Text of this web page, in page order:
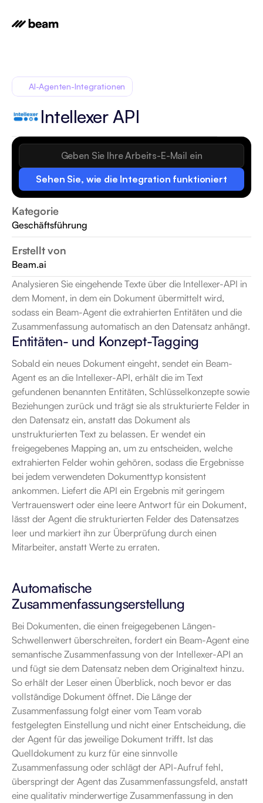
Sehen Sie, wie die Integration funktioniert
Kategorie
Geschäftsführung
Erstellt von
Beam.ai
AI-Agenten-Integrationen
Intellexer API
Analysieren Sie eingehende Texte über die Intellexer-API in
dem Moment, in dem ein Dokument übermittelt wird,
sodass ein Beam-Agent die extrahierten Entitäten und die
Zusammenfassung automatisch an den Datensatz anhängt.
Entitäten- und Konzept-Tagging
Sobald ein neues Dokument eingeht, sendet ein Beam-
Agent es an die Intellexer-API, erhält die im Text
gefundenen benannten Entitäten, Schlüsselkonzepte sowie
Beziehungen zurück und trägt sie als strukturierte Felder in
den Datensatz ein, anstatt das Dokument als
unstrukturierten Text zu belassen. Er wendet ein
freigegebenes Mapping an, um zu entscheiden, welche
extrahierten Felder wohin gehören, sodass die Ergebnisse
bei jedem verwendeten Dokumenttyp konsistent
ankommen. Liefert die API ein Ergebnis mit geringem
Vertrauenswert oder eine leere Antwort für ein Dokument,
lässt der Agent die strukturierten Felder des Datensatzes
leer und markiert ihn zur Überprüfung durch einen
Mitarbeiter, anstatt Werte zu erraten.
Automatische
Zusammenfassungserstellung
Bei Dokumenten, die einen freigegebenen Längen-
Schwellenwert überschreiten, fordert ein Beam-Agent eine
semantische Zusammenfassung von der Intellexer-API an
und fügt sie dem Datensatz neben dem Originaltext hinzu.
So erhält der Leser einen Überblick, noch bevor er das
vollständige Dokument öffnet. Die Länge der
Zusammenfassung folgt einer vom Team vorab
festgelegten Einstellung und nicht einer Entscheidung, die
der Agent für das jeweilige Dokument trifft. Ist das
Quelldokument zu kurz für eine sinnvolle
Zusammenfassung oder schlägt der API-Aufruf fehl,
überspringt der Agent das Zusammenfassungsfeld, anstatt
eine qualitativ minderwertige Zusammenfassung in den